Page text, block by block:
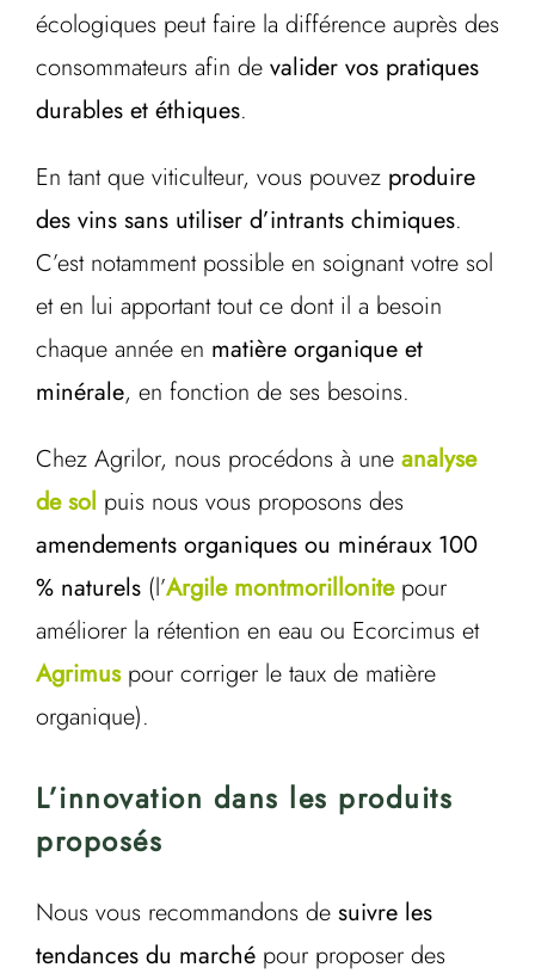
écologiques peut faire la différence auprès des
consommateurs afin de valider vos pratiques
durables et éthiques.
En tant que viticulteur, vous pouvez produire
des vins sans utiliser d’intrants chimiques.
C’est notamment possible en soignant votre sol
et en lui apportant tout ce dont il a besoin
chaque année en matière organique et
minérale, en fonction de ses besoins.
Chez Agrilor, nous procédons à une analyse
de sol puis nous vous proposons des
amendements organiques ou minéraux 100
% naturels (l’Argile montmorillonitepour
améliorer la rétention en eau ou Ecorcimus et
Agrimuspour corriger le taux de matière
organique).
L’innovation dans les produits
proposés
Nous vous recommandons de suivre les
tendances du marché pour proposer des